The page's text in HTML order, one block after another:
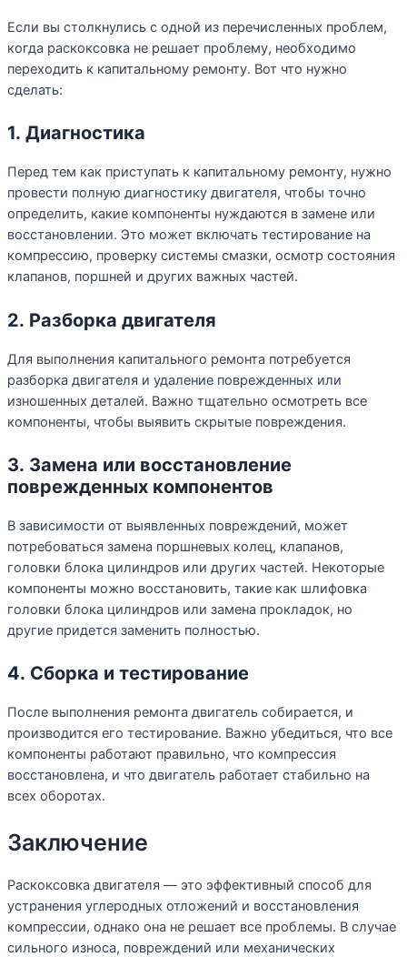
Если вы столкнулись с одной из перечисленных проблем,
когда раскоксовка не решает проблему, необходимо
переходить к капитальному ремонту. Вот что нужно
сделать:
1. Диагностика
Перед тем как приступать к капитальному ремонту, нужно
провести полную диагностику двигателя, чтобы точно
определить, какие компоненты нуждаются в замене или
восстановлении. Это может включать тестирование на
компрессию, проверку системы смазки, осмотр состояния
клапанов, поршней и других важных частей.
2. Разборка двигателя
Для выполнения капитального ремонта потребуется
разборка двигателя и удаление поврежденных или
изношенных деталей. Важно тщательно осмотреть все
компоненты, чтобы выявить скрытые повреждения.
3. Замена или восстановление
поврежденных компонентов
В зависимости от выявленных повреждений, может
потребоваться замена поршневых колец, клапанов,
головки блока цилиндров или других частей. Некоторые
компоненты можно восстановить, такие как шлифовка
головки блока цилиндров или замена прокладок, но
другие придется заменить полностью.
4. Сборка и тестирование
После выполнения ремонта двигатель собирается, и
производится его тестирование. Важно убедиться, что все
компоненты работают правильно, что компрессия
восстановлена, и что двигатель работает стабильно на
всех оборотах.
Заключение
Раскоксовка двигателя — это эффективный способ для
устранения углеродных отложений и восстановления
компрессии, однако она не решает все проблемы. В случае
сильного износа, повреждений или механических